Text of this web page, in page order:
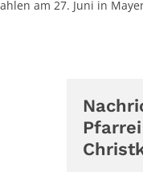
am 27. Juni in